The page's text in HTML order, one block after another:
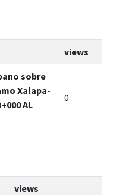
views
sobre
Xalapa-
AL
0
views